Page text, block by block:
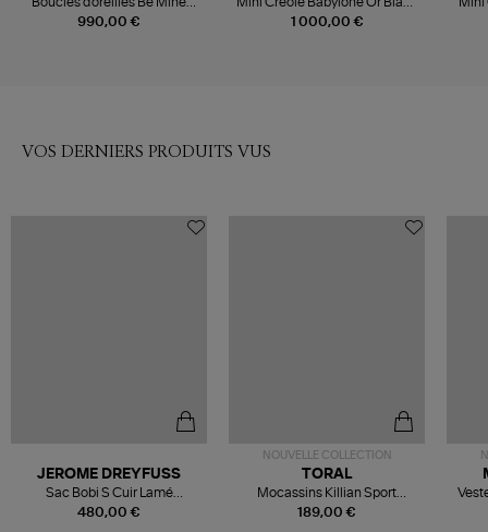
990,00 €
Diamants Or Blanc
1 000,00 €
Diamants (vendu à l'unité)
VOS DERNIERS PRODUITS VUS
480,00 €
JEROME DREYFUSS
Sac Bobi S Cuir Lamé
Champagne
NOUVELLE COLLECTION
189,00 €
TORAL
Mocassins Killian Sport
Mousse